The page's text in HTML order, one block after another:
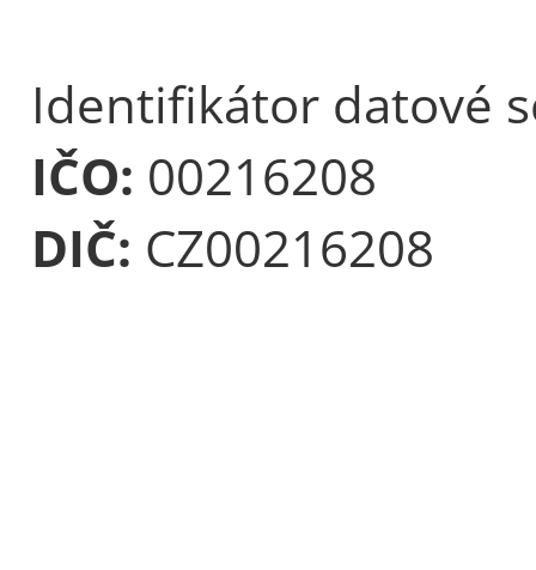
Identifikátor datové
IČO: 00216208
DIČ: CZ00216208